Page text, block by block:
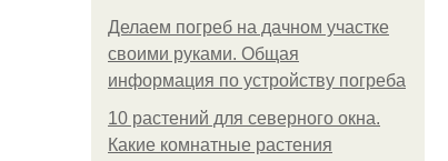
Делаем погреб на дачном участке
своими руками. Общая
информация по устройству погреба
10 растений для северного окна.
Какие комнатные растения